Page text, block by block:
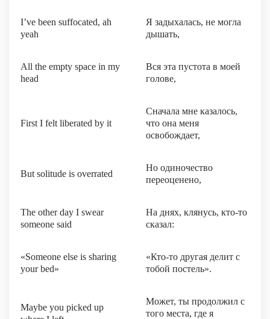
I’ve been suffocated, ah
yeah
Я задыхалась, не могла
дышать,
All the empty space in my
head
Вся эта пустота в моей
голове,
First I felt liberated by it
Сначала мне казалось,
что она меня
освобождает,
But solitude is overrated
Но одиночество
переоценено,
The other day I swear
someone said
На днях, клянусь, кто-то
сказал:
«Someone else is sharing
your bed»
«Кто-то другая делит с
тобой постель».
Maybe you picked up
Может, ты продолжил с
того места, где я